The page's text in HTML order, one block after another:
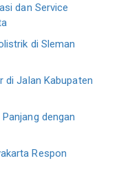
dan Service
di Sleman
di Jalan Kabupaten
dengan
Respon